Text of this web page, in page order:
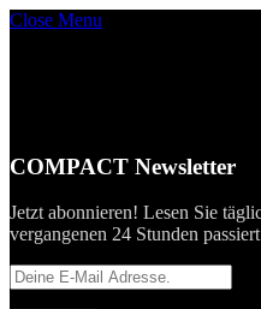
Close Menu
COMPACT Newsletter
Jetzt abonnieren! Lesen Sie
vergangenen 24 Stunden